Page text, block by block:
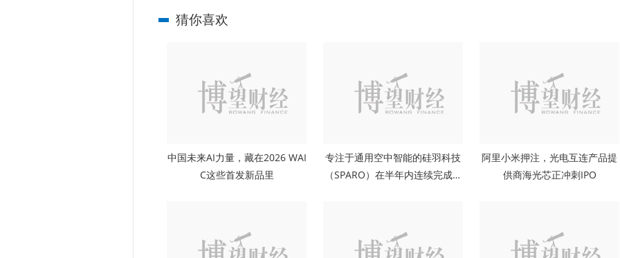
猜你喜欢
中国未来AI力量，藏在2026 WAI
C这些首发新品里
专注于通用空中智能的硅羽科技
（SPARO）在半年内连续完成四
阿里小米押注，光电互连产品提
供商海光芯正冲刺IPO